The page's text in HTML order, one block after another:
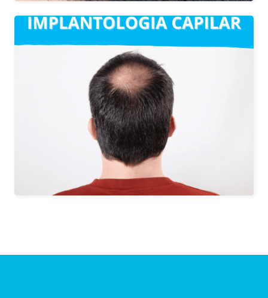
IMPLANTOLOGÍA CAPILAR
TRATAMIENTO CLÍNICO
MULTIDISCILPLINAR con nuestro
equipo de dermatología, cirugía capilar
y técnicos especialistas, para
asegurarnos el éxito en tu implante de
pelo.
Clic aquí